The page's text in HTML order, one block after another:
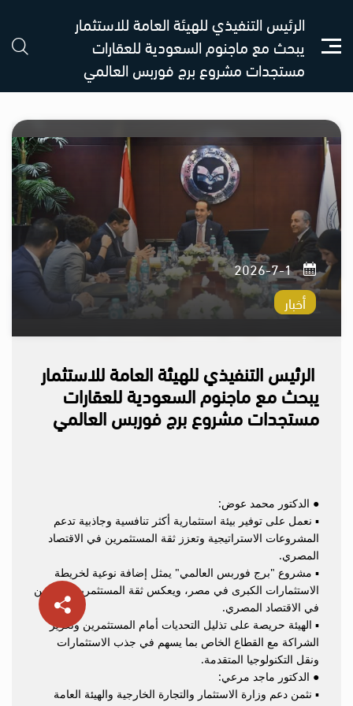
الرئيس التنفيذي للهيئة العامة للاستثمار
يبحث مع ماجنوم السعودية للعقارات
مستجدات مشروع برج فوربس العالمي
أخبار
1-7-2026
الرئيس التنفيذي للهيئة العامة للاستثمار
يبحث مع ماجنوم السعودية للعقارات
مستجدات مشروع برج فوربس العالمي
● الدكتور محمد عوض:
▪️ نعمل على توفير بيئة استثمارية أكثر تنافسية وجاذبية تدعم
المشروعات الاستراتيجية وتعزز ثقة المستثمرين في الاقتصاد
المصري.
▪️ مشروع "برج فوربس العالمي" يمثل إضافة نوعية لخريطة
الاستثمارات الكبرى في مصر، ويعكس ثقة المستثمرين الدوليين
في الاقتصاد المصري.
▪️ الهيئة حريصة على تذليل التحديات أمام المستثمرين وتعزيز
الشراكة مع القطاع الخاص بما يسهم في جذب الاستثمارات
ونقل التكنولوجيا المتقدمة.
● الدكتور ماجد مرعي:
▪️ نثمن دعم وزارة الاستثمار والتجارة الخارجية والهيئة العامة